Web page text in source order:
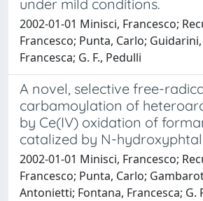
under mild conditions.
2002-01-01 Minisci, Francesco;
Francesco; Punta, Carlo;
Francesca; G. F., Pedulli
A novel, selective free-
carbamoylation of
by Ce(IV) oxidation of
catalized by N-
2002-01-01 Minisci, Francesco;
Francesco; Punta, Carlo;
Antonietti; Fontana, Francesca; G.